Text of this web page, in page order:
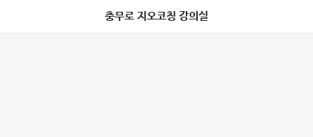
충무로 지오코칭 강의실